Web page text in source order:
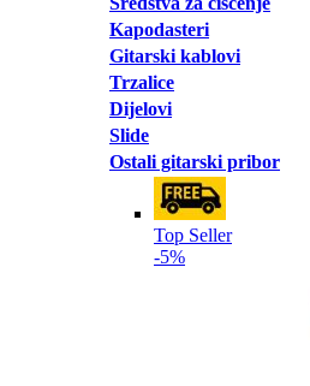
Kapodasteri
Gitarski kablovi
Trzalice
Dijelovi
Slide
Ostali gitarski pribor
Top Seller
-5%